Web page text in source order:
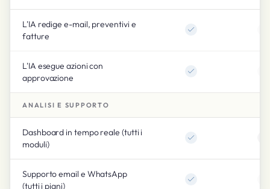
L'IA redige e-mail, preventivi e
fatture
L'IA esegue azioni con
approvazione
ANALISI E SUPPORTO
Dashboard in tempo reale (tutti i
moduli)
Supporto email e WhatsApp
(tutti i piani)